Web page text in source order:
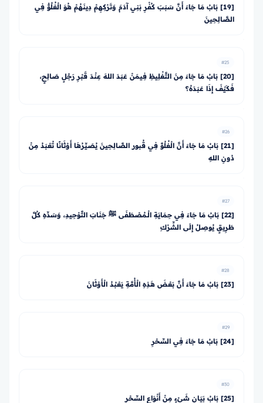
[19] بَابُ مَا جَاءَ أَنَّ سَبَبَ كُفْرِ بَنِي آدَمَ وَتَرْكِهِمْ دِينَهُمْ هُوَ الْغُلُوُّ فِي
الصَّالِحِينَ
#25
[20] بَابُ مَا جَاءَ مِنَ التَّغْلِيظِ فِيمَنْ عَبَدَ اللهَ عِنْدَ قَبْرِ رَجُلٍ صَالِحٍ،
فَكَيْفَ إِذَا عَبَدَهُ؟
#26
[21] بَابُ مَا جَاءَ أَنَّ الْغُلُوَّ فِي قُبور الصَّالِحِينَ يُصَيِّرُهَا أَوْثَانًا تُعْبَدُ مِنْ
دُونِ اللهِ
#27
[22] بَابُ مَا جَاءَ فِي حِمَايَةِ الْـمُصْطَفَى ﷺ جَنَابَ التَّوْحِيدِ، وَسَدِّهِ كُلَّ
طَرِيقٍ يُوصِلُ إِلَى الشِّرْكِ
#28
[23] بَابُ مَا جَاءَ أَنَّ بَعْضَ هَذِهِ الْأُمَّةِ يَعْبُدُ الْأَوْثَانَ
#29
[24] بَابُ مَا جَاءَ فِي السِّحْرِ
#30
[25] بَابُ بَيَانِ شَيْءٍ مِنْ أَنْوَاعِ السِّحْرِ